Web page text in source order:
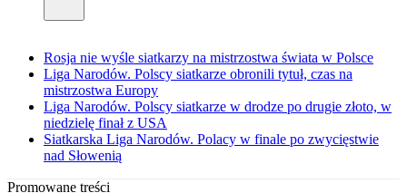
Rosja nie wyśle siatkarzy na mistrzostwa świata w Polsce
Liga Narodów. Polscy siatkarze obronili tytuł, czas na
mistrzostwa Europy
Liga Narodów. Polscy siatkarze w drodze po drugie złoto, w
niedzielę finał z USA
Siatkarska Liga Narodów. Polacy w finale po zwycięstwie
nad Słowenią
Promowane treści